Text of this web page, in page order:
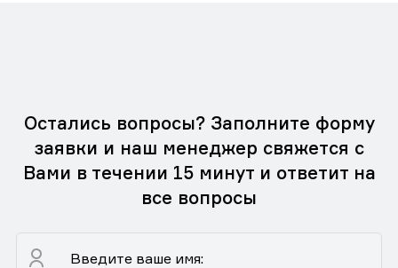
Остались вопросы? Заполните форму
заявки и наш менеджер свяжется с
Вами в течении 15 минут и ответит на
все вопросы